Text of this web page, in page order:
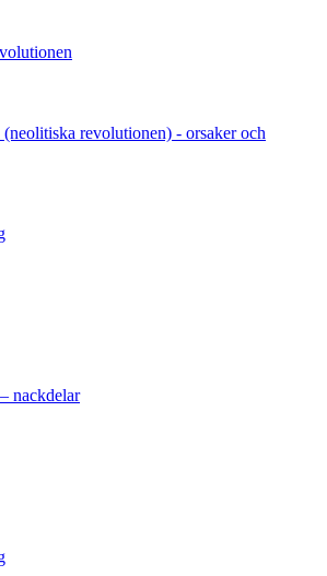
revolutionen) - orsaker och
nackdelar